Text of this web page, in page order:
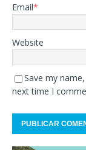
Email*
Website
Save my
next time I